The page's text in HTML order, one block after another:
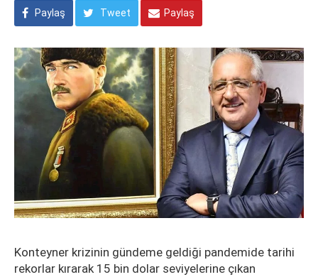
Paylaş Tweet Paylaş
Konteyner krizinin gündeme geldiği pandemide tarihi
rekorlar kırarak 15 bin dolar seviyelerine çıkan